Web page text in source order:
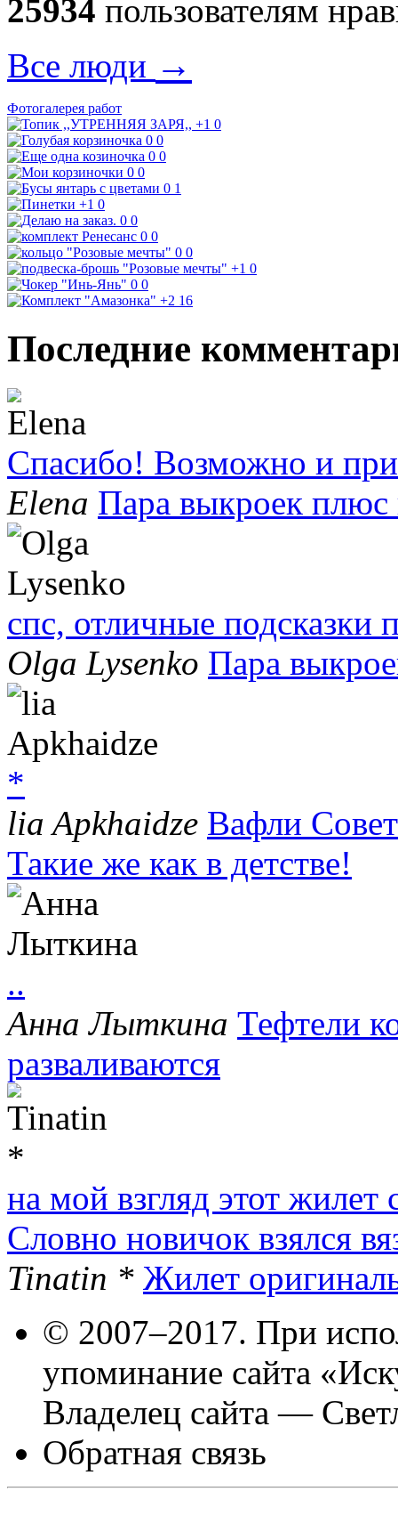
25934 пользователям
Все люди →
Фотогалерея работ
+1 0
0 0
0 0
0 0
0 1
+1 0
0 0
0 0
0 0
+1 0
0 0
+2 16
Последние
Спасибо! Возможно и
Elena Пара выкроек плюс
спс, отличные подсказки
Olga Lysenko Пара
*
lia Apkhaidze Вафли
Такие же как в детстве!
..
Анна Лыткина Тефтели
разваливаются
на мой взгляд этот жилет
Словно новичок взялся
Tinatin * Жилет
© 2007–2017. При
упоминание сайта
Владелец сайта —
Обратная связь